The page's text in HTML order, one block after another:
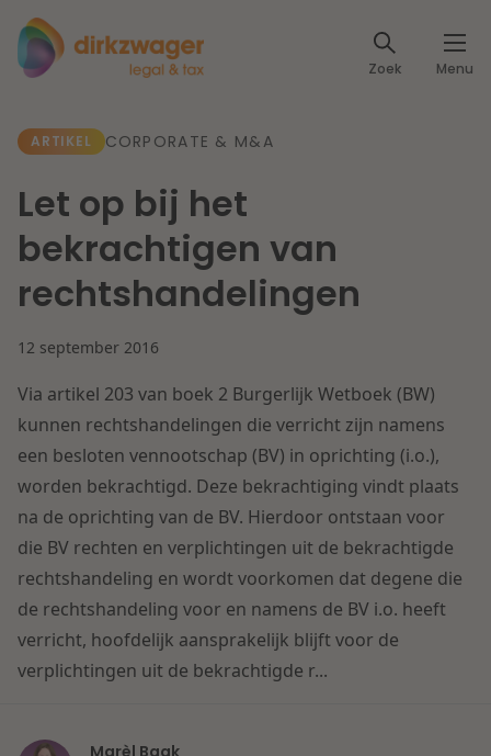
Zoek Menu
Expertises
Fiscaal
Arbeid & Pensioen
IE & Innovatie
Herstructurering & Insolventie
Energie
Zorg & Sociaal domein
Vastgoed
Lees meer
Dichtbij een toekomstbestendige zorg
Lees meer
Dichtbij de kansen en uitdagingen in de
woningbouw
Lees meer
Artikelen
Klantcases
Events
Specialisten
Over ons
Over Dirkzwager
Internationale partners
Nieuws
Werken bij
Contact
Nederlands
ARTIKEL CORPORATE & M&A
Let op bij het
bekrachtigen van
rechtshandelingen
12 september 2016
Via artikel 203 van boek 2 Burgerlijk Wetboek (BW)
kunnen rechtshandelingen die verricht zijn namens
een besloten vennootschap (BV) in oprichting (i.o.),
worden bekrachtigd. Deze bekrachtiging vindt plaats
na de oprichting van de BV. Hierdoor ontstaan voor
die BV rechten en verplichtingen uit de bekrachtigde
rechtshandeling en wordt voorkomen dat degene die
de rechtshandeling voor en namens de BV i.o. heeft
verricht, hoofdelijk aansprakelijk blijft voor de
verplichtingen uit de bekrachtigde r...
Marèl Baak